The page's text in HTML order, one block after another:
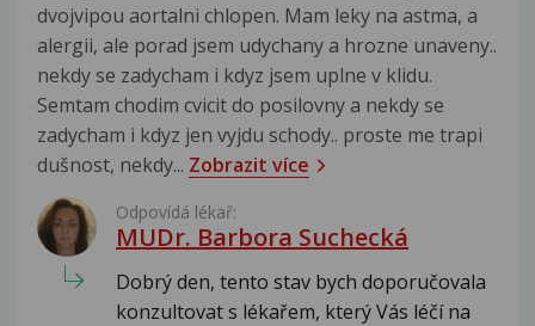
dvojvipou aortalni chlopen. Mam leky na astma, a
alergii, ale porad jsem udychany a hrozne unaveny..
nekdy se zadycham i kdyz jsem uplne v klidu.
Semtam chodim cvicit do posilovny a nekdy se
zadycham i kdyz jen vyjdu schody.. proste me trapi
dušnost, nekdy... Zobrazit více
Odpovídá lékař:
MUDr. Barbora Suchecká
Dobrý den, tento stav bych doporučovala
konzultovat s lékařem, který Vás léčí na